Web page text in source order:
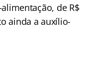
de R$
ainda a auxílio-